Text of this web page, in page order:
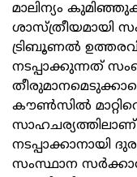
മാലിന്യം
ശാസ്ത്രീയമായി
ട്രിബൂണല്‍
നടപ്പാക്കുന്നത്
കൗണ്‍സില്‍
സാഹചര്യത്തിലാണ്
നടപ്പാക്കാനായി
സംസ്ഥാന